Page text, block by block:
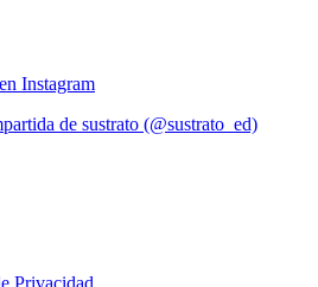
Instagram
de sustrato (@sustrato_ed)
Privacidad